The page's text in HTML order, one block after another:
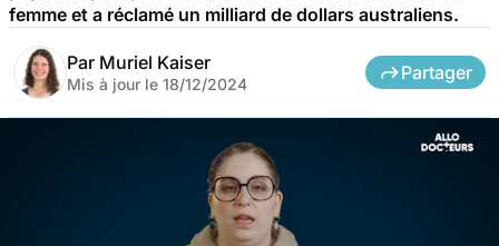
femme et a réclamé un milliard de dollars australiens.
Par Muriel Kaiser
Mis à jour le 18/12/2024
Partager